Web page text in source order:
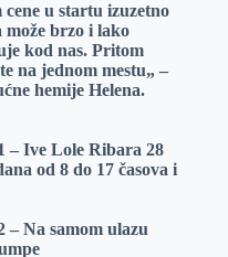
u startu izuzetno
može brzo i lako
kod nas. Pritom
na jednom mestu„ –
hemije Helena.
– Ive Lole Ribara 28
od 8 do 17 časova i
– Na samom ulazu